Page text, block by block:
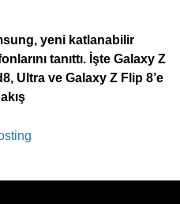
yeni katlanabilir
tanıttı. İşte Galaxy Z
Ultra ve Galaxy Z Flip 8’e